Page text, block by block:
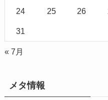
24 25 26
31
« 7月
メタ情報